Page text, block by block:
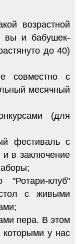
возрастной
вы и бабушек-
до 40)
совместно с
месячный
(для
фестиваль с
и в заключение
клуб"
с живыми
пера. В этом
которыми у нас